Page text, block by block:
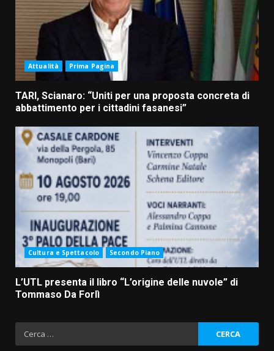
Attualità Prima Pagina
TARI, Scianaro: “Uniti per una proposta concreta di
abbattimento per i cittadini fasanesi”
Cultura e Spettacolo Secondo Piano
L’UTL presenta il libro “L’origine delle nuvole” di
Tommaso Da Forlì
Ricerca
per: